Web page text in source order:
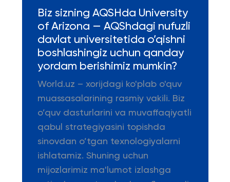
Biz sizning AQSHda University
of Arizona — AQShdagi nufuzli
davlat universitetida o’qishni
boshlashingiz uchun qanday
yordam berishimiz mumkin?
World.uz – xorijdagi ko'plab o'quv
muassasalarining rasmiy vakili. Biz
o’quv dasturlarini va muvaffaqiyatli
qabul strategiyasini topishda
sinovdan o’tgan texnologiyalarni
ishlatamiz. Shuning uchun
mijozlarimiz ma'lumot izlashga